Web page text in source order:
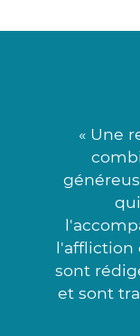
« Une
l'affliction
sont
et sont